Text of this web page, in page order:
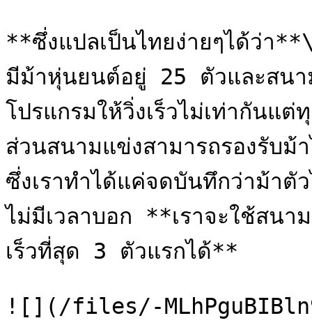
**ซึ่งแปลเป็นไทยง่ายๆได้ว่า
มีม้าหุ่นยนต์อยู่ 25 ตัวและสน
โปรแกรมให้วิ่งเร็วไม่เท่ากันแต่
ส่วนสนามแข่งสามารถรองรับ
ซึ่งเราทำได้แค่จดบันทึกว่าม้าตั
ไม่มีเวลาบอก **เราจะใช้สนา
เร็วที่สุด 3 ตัวแรกได้**
![](/files/-